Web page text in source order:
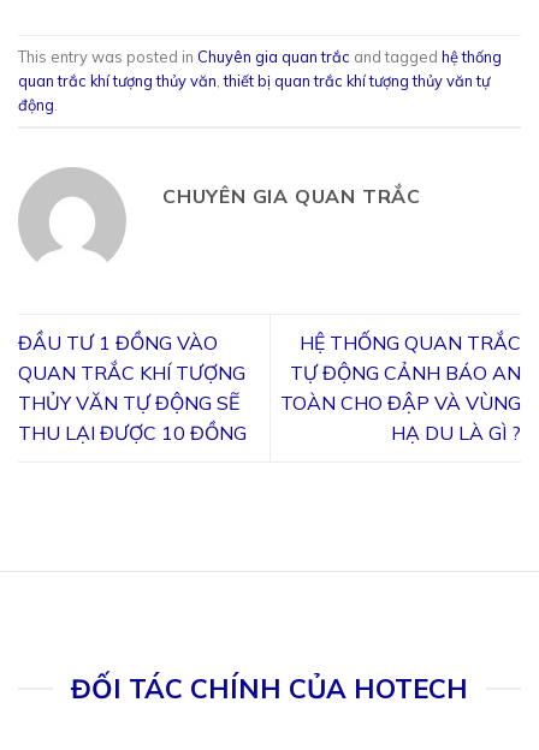
This entry was posted in Chuyên gia quan trắc and tagged hệ thống
quan trắc khí tượng thủy văn ,thiết bị quan trắc khí tượng thủy văn tự
động
CHUYÊN GIA QUAN TRẮC
ĐẦU TƯ 1 ĐỒNG VÀO
QUAN TRẮC KHÍ TƯỢNG
THỦY VĂN TỰ ĐỘNG SẼ
THU LẠI ĐƯỢC 10 ĐỒNG
HỆ THỐNG QUAN TRẮC
TỰ ĐỘNG CẢNH BÁO AN
TOÀN CHO ĐẬP VÀ VÙNG
HẠ DU LÀ GÌ ?
ĐỐI TÁC CHÍNH CỦA HOTECH